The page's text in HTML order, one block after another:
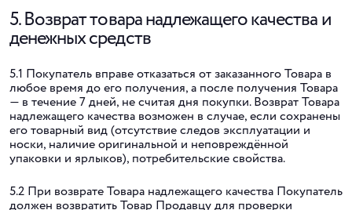
5. Возврат товара надлежащего качества и
денежных средств
5.1 Покупатель вправе отказаться от заказанного Товара в
любое время до его получения, а после получения Товара
— в течение 7 дней, не считая дня покупки. Возврат Товара
надлежащего качества возможен в случае, если сохранены
его товарный вид (отсутствие следов эксплуатации и
носки, наличие оригинальной и неповреждённой
упаковки и ярлыков), потребительские свойства.
5.2 При возврате Товара надлежащего качества Покупатель
должен возвратить Товар Продавцу для проверки